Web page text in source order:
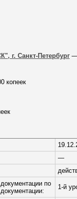
г. Санкт-Петербург —
копеек
—
по
1-й